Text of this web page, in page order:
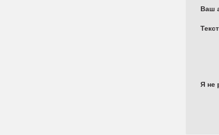
Ваш
Я не